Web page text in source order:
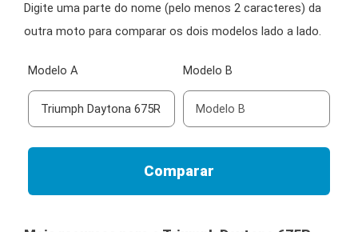
Digite uma parte do nome (pelo menos 2 caracteres) da
outra moto para comparar os dois modelos lado a lado.
Modelo A Modelo B